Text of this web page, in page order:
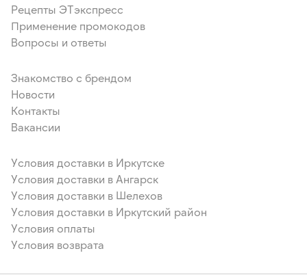
Рецепты ЭТэкспресс
Применение промокодов
Вопросы и ответы
Знакомство с брендом
Новости
Контакты
Вакансии
Условия доставки в Иркутске
Условия доставки в Ангарск
Условия доставки в Шелехов
Условия доставки в Иркутский район
Условия оплаты
Условия возврата